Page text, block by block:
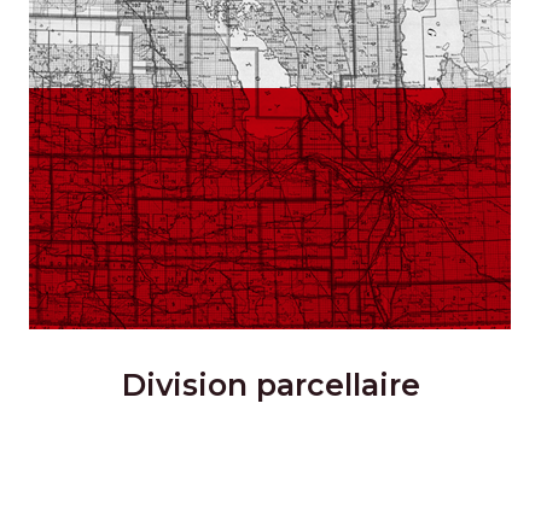
Division parcellaire